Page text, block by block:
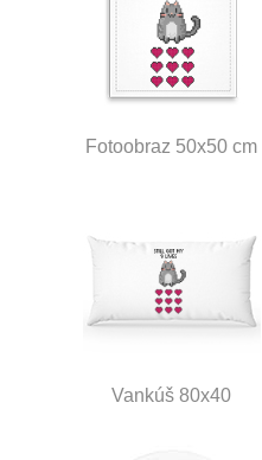
Fotoobraz 50x50 cm
Vankúš 80x40